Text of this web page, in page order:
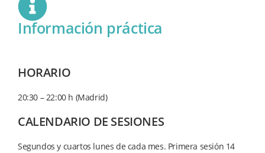
Información práctica
HORARIO
20:30 – 22:00 h (Madrid)
CALENDARIO DE SESIONES
Segundos y cuartos lunes de cada mes. Primera sesión 14